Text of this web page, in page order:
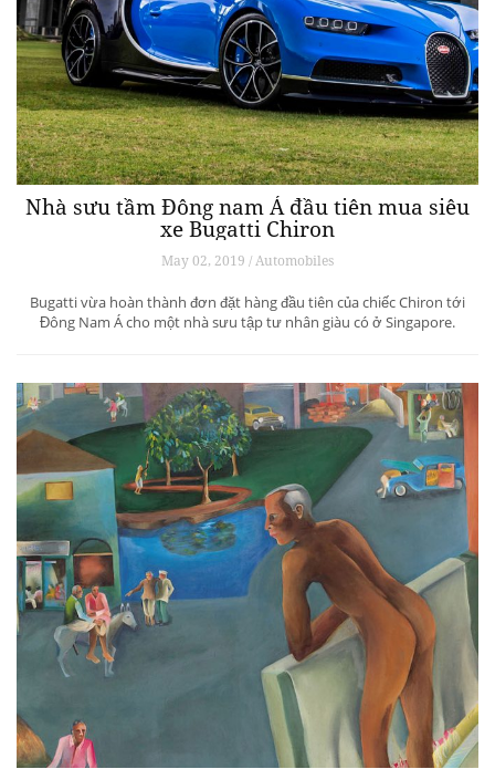
Nhà sưu tầm Đông nam Á đầu tiên mua siêu
xe Bugatti Chiron
May 02, 2019 / Automobiles
Bugatti vừa hoàn thành đơn đặt hàng đầu tiên của chiếc Chiron tới
Đông Nam Á cho một nhà sưu tập tư nhân giàu có ở Singapore.